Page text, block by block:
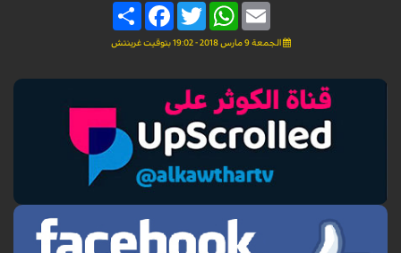
Share
FacebookTwitter
WhatsAppEmail
الجمعة 9 مارس 2018 - 19:02 بتوقيت غرينتش